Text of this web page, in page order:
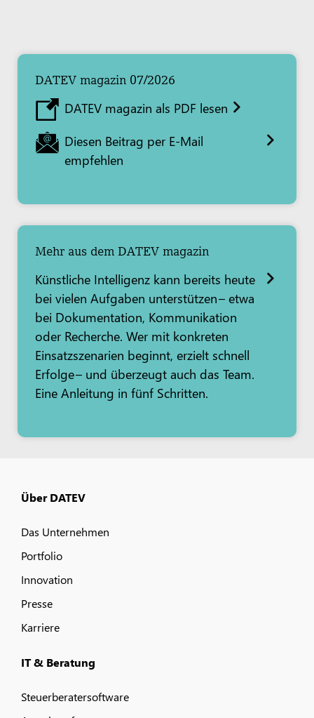
DATEV magazin 07/2026
DATEV magazin als PDF lesen
Diesen Beitrag per E-Mail
empfehlen
Mehr aus dem DATEV magazin
Künstliche Intelligenz kann bereits heute
bei vielen Aufgaben unterstützen – etwa
bei Dokumentation, Kommunikation
oder Recherche. Wer mit konkreten
Einsatzszenarien beginnt, erzielt schnell
Erfolge – und überzeugt auch das Team.
Eine Anleitung in fünf Schritten.
Über DATEV
Das Unternehmen
Portfolio
Innovation
Presse
Karriere
IT & Beratung
Steuerberatersoftware